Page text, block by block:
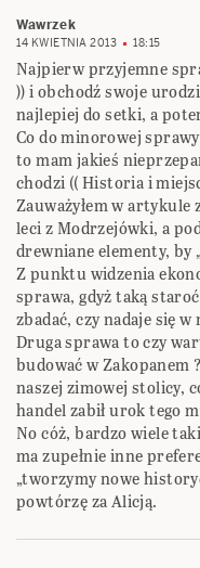
Wawrzek
14 KWIETNIA 2013 18:15
Najpierw przyjemne
)) i obchodź swoje
najlepiej do setki, a
Co do minorowej
to mam jakieś
chodzi (( Historia i
Zauważyłem w artykule
leci z Modrzejówki, a
drewniane elementy, by
Z punktu widzenia
sprawa, gdyż taką
zbadać, czy nadaje się
Druga sprawa to czy
budować w Zakopanem
naszej zimowej stolicy,
handel zabił urok tego
No cóż, bardzo wiele
ma zupełnie inne
„tworzymy nowe
powtórzę za Alicją.